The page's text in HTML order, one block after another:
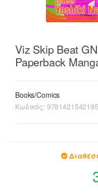
Viz Skip Beat
Paperback
Books/Comics
Κωδικός: 9781421542195